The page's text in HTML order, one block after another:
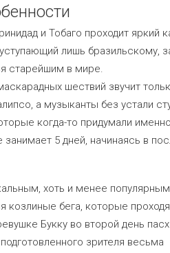
и Тобаго проходит яркий
лишь бразильскому,
старейшим в мире.
шествий звучит
а музыканты без устали
когда-то придумали
5 дней, начинаясь в
хоть и менее популярным
козлиные бега, которые
Букку во второй день
зрителя весьма